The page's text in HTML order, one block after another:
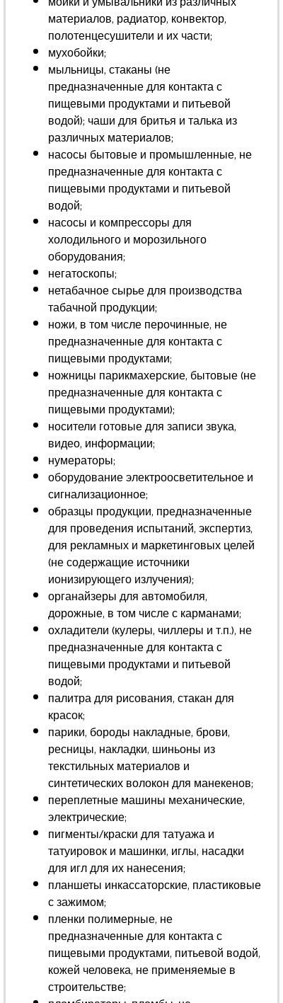
материалов, радиатор, конвектор,
полотенцесушители и их части;
мухобойки;
мыльницы, стаканы (не
предназначенные для контакта с
пищевыми продуктами и питьевой
водой); чаши для бритья и талька из
различных материалов;
насосы бытовые и промышленные, не
предназначенные для контакта с
пищевыми продуктами и питьевой
водой;
насосы и компрессоры для
холодильного и морозильного
оборудования;
негатоскопы;
нетабачное сырье для производства
табачной продукции;
ножи, в том числе перочинные, не
предназначенные для контакта с
пищевыми продуктами;
ножницы парикмахерские, бытовые (не
предназначенные для контакта с
пищевыми продуктами);
носители готовые для записи звука,
видео, информации;
нумераторы;
оборудование электроосветительное и
сигнализационное;
образцы продукции, предназначенные
для проведения испытаний, экспертиз,
для рекламных и маркетинговых целей
(не содержащие источники
ионизирующего излучения);
органайзеры для автомобиля,
дорожные, в том числе с карманами;
охладители (кулеры, чиллеры и т.п.), не
предназначенные для контакта с
пищевыми продуктами и питьевой
водой;
палитра для рисования, стакан для
красок;
парики, бороды накладные, брови,
ресницы, накладки, шиньоны из
текстильных материалов и
синтетических волокон для манекенов;
переплетные машины механические,
электрические;
пигменты/краски для татуажа и
татуировок и машинки, иглы, насадки
для игл для их нанесения;
планшеты инкассаторские, пластиковые
с зажимом;
пленки полимерные, не
предназначенные для контакта с
пищевыми продуктами, питьевой водой,
кожей человека, не применяемые в
строительстве;